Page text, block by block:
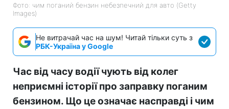
Фото: чим поганий бензин небезпечний для авто (Getty
Images)
Не витрачай час на шум! Читай тільки суть з
РБК-Україна у Google
Час від часу водії чують від колег
неприємні історії про заправку поганим
бензином. Що це означає насправді і чим